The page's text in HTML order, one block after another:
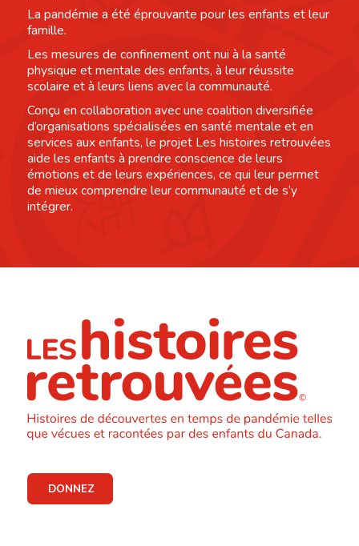
La pandémie a été éprouvante pour les enfants et leur
famille.
Les mesures de confinement ont nui à la santé
physique et mentale des enfants, à leur réussite
scolaire et à leurs liens avec la communauté.
Conçu en collaboration avec une coalition diversifiée
d’organisations spécialisées en santé mentale et en
services aux enfants, le projet Les histoires retrouvées
aide les enfants à prendre conscience de leurs
émotions et de leurs expériences, ce qui leur permet
de mieux comprendre leur communauté et de s’y
intégrer.
DONNEZ